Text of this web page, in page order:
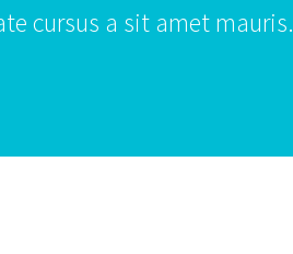
cursus a sit amet mauris.